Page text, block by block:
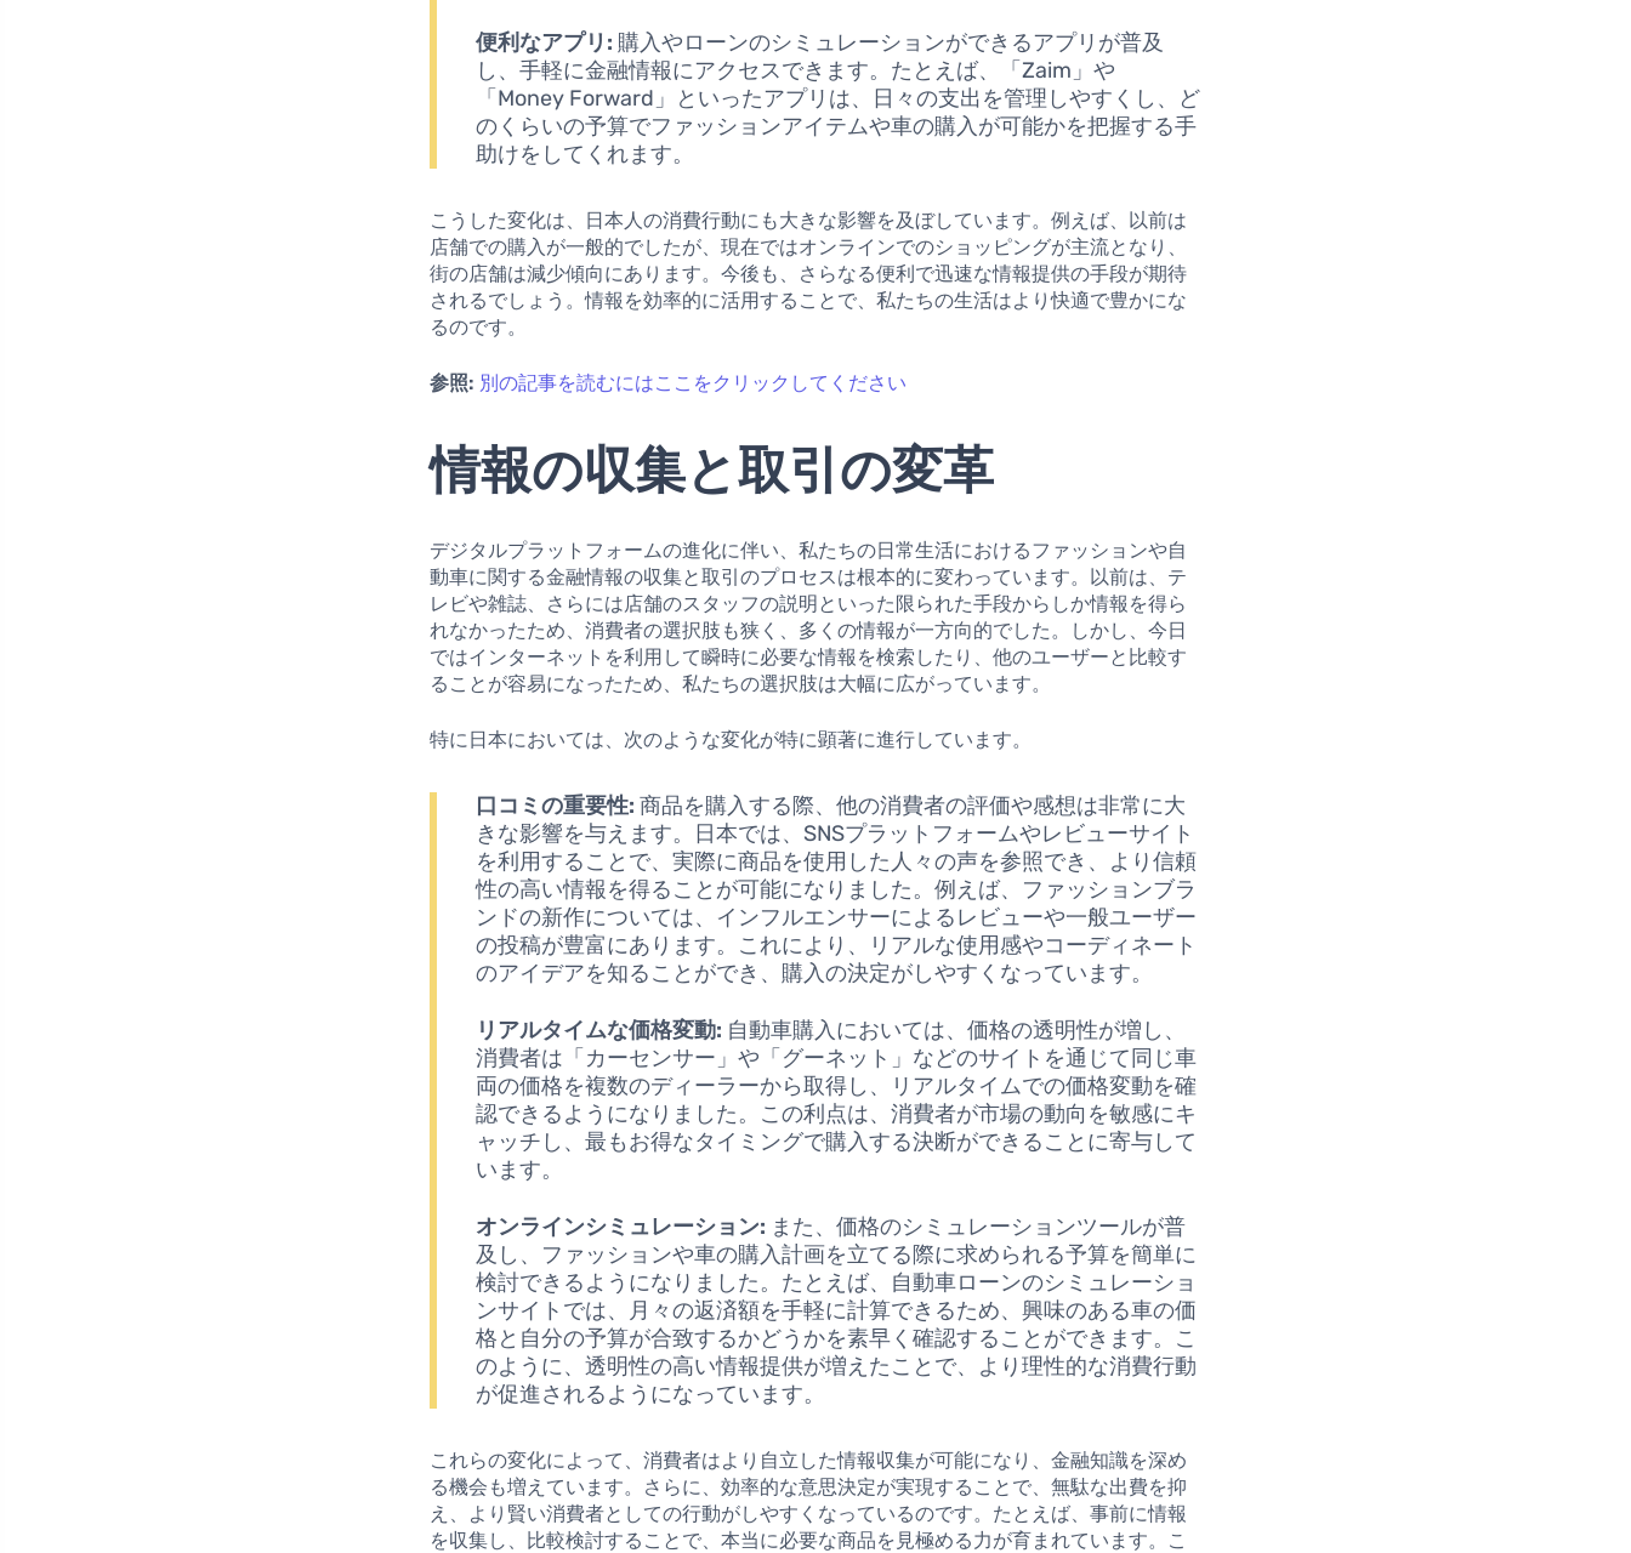
便利なアプリ: 購入やローンのシミュレーションができるアプリが普及
し、手軽に金融情報にアクセスできます。たとえば、「Zaim」や
「Money Forward」といったアプリは、日々の支出を管理しやすくし、ど
のくらいの予算でファッションアイテムや車の購入が可能かを把握する手
助けをしてくれます。
こうした変化は、日本人の消費行動にも大きな影響を及ぼしています。例えば、以前は
店舗での購入が一般的でしたが、現在ではオンラインでのショッピングが主流となり、
街の店舗は減少傾向にあります。今後も、さらなる便利で迅速な情報提供の手段が期待
されるでしょう。情報を効率的に活用することで、私たちの生活はより快適で豊かにな
るのです。
参照: 別の記事を読むにはここをクリックしてください
情報の収集と取引の変革
デジタルプラットフォームの進化に伴い、私たちの日常生活におけるファッションや自
動車に関する金融情報の収集と取引のプロセスは根本的に変わっています。以前は、テ
レビや雑誌、さらには店舗のスタッフの説明といった限られた手段からしか情報を得ら
れなかったため、消費者の選択肢も狭く、多くの情報が一方向的でした。しかし、今日
ではインターネットを利用して瞬時に必要な情報を検索したり、他のユーザーと比較す
ることが容易になったため、私たちの選択肢は大幅に広がっています。
特に日本においては、次のような変化が特に顕著に進行しています。
口コミの重要性: 商品を購入する際、他の消費者の評価や感想は非常に大
きな影響を与えます。日本では、SNSプラットフォームやレビューサイト
を利用することで、実際に商品を使用した人々の声を参照でき、より信頼
性の高い情報を得ることが可能になりました。例えば、ファッションブラ
ンドの新作については、インフルエンサーによるレビューや一般ユーザー
の投稿が豊富にあります。これにより、リアルな使用感やコーディネート
のアイデアを知ることができ、購入の決定がしやすくなっています。
リアルタイムな価格変動: 自動車購入においては、価格の透明性が増し、
消費者は「カーセンサー」や「グーネット」などのサイトを通じて同じ車
両の価格を複数のディーラーから取得し、リアルタイムでの価格変動を確
認できるようになりました。この利点は、消費者が市場の動向を敏感にキ
ャッチし、最もお得なタイミングで購入する決断ができることに寄与して
います。
オンラインシミュレーション: また、価格のシミュレーションツールが普
及し、ファッションや車の購入計画を立てる際に求められる予算を簡単に
検討できるようになりました。たとえば、自動車ローンのシミュレーショ
ンサイトでは、月々の返済額を手軽に計算できるため、興味のある車の価
格と自分の予算が合致するかどうかを素早く確認することができます。こ
のように、透明性の高い情報提供が増えたことで、より理性的な消費行動
が促進されるようになっています。
これらの変化によって、消費者はより自立した情報収集が可能になり、金融知識を深め
る機会も増えています。さらに、効率的な意思決定が実現することで、無駄な出費を抑
え、より賢い消費者としての行動がしやすくなっているのです。たとえば、事前に情報
を収集し、比較検討することで、本当に必要な商品を見極める力が育まれています。こ